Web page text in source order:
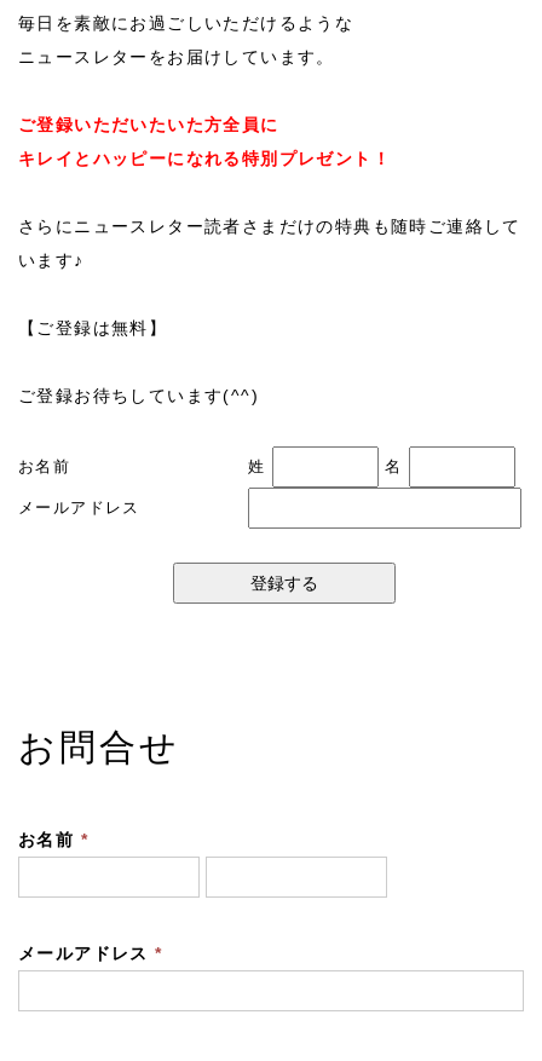
毎日を素敵にお過ごしいただけるような
ニュースレターをお届けしています。
ご登録いただいたいた方全員に
キレイとハッピーになれる特別プレゼント！
さらにニュースレター読者さまだけの特典も随時ご連絡して
います♪
【ご登録は無料】
ご登録お待ちしています(^^)
お名前 姓 名
メールアドレス
お問合せ
お名前 *
メールアドレス*